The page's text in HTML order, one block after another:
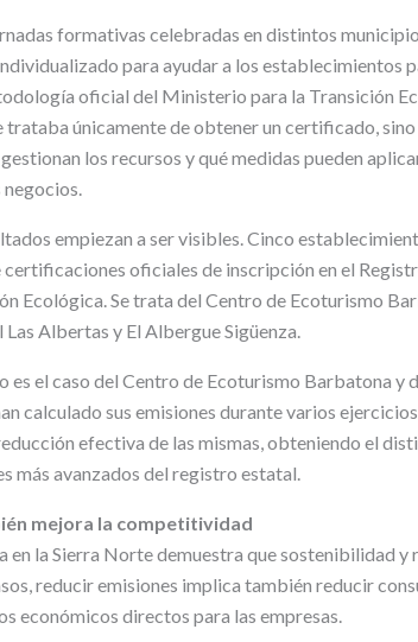
formativas celebradas en distintos
para ayudar a los establecimientos
oficial del Ministerio para la Transición
trataba únicamente de obtener un certificado,
los recursos y qué medidas pueden
empiezan a ser visibles. Cinco
oficiales de inscripción en el
Ecológica. Se trata del Centro de Ecoturismo
Albertas y El Albergue Sigüenza.
el caso del Centro de Ecoturismo Barbatona y
calculado sus emisiones durante varios
efectiva de las mismas, obteniendo el
más avanzados del registro estatal.
mejora la competitividad
en la Sierra Norte demuestra que sostenibilidad
reducir emisiones implica también reducir
económicos directos para las empresas.